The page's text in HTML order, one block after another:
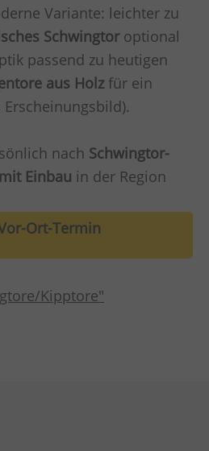
Variante: leichter zu
Schwingtoroptional
passend zu heutigen
aus Holz für ein
nach Schwingtor-
Einbau in der Region
Ort-Termin
Kipptore"